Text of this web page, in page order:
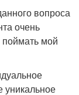
вопроса
очень
мой
уникальное